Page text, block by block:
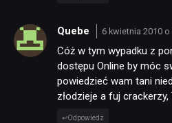
Quebe 6 kwietnia 2010 o
Cóż w tym wypadku z
dostępu Online by móc
powiedzieć wam tani
złodzieje a fuj crackerzy,
Odpowiedz